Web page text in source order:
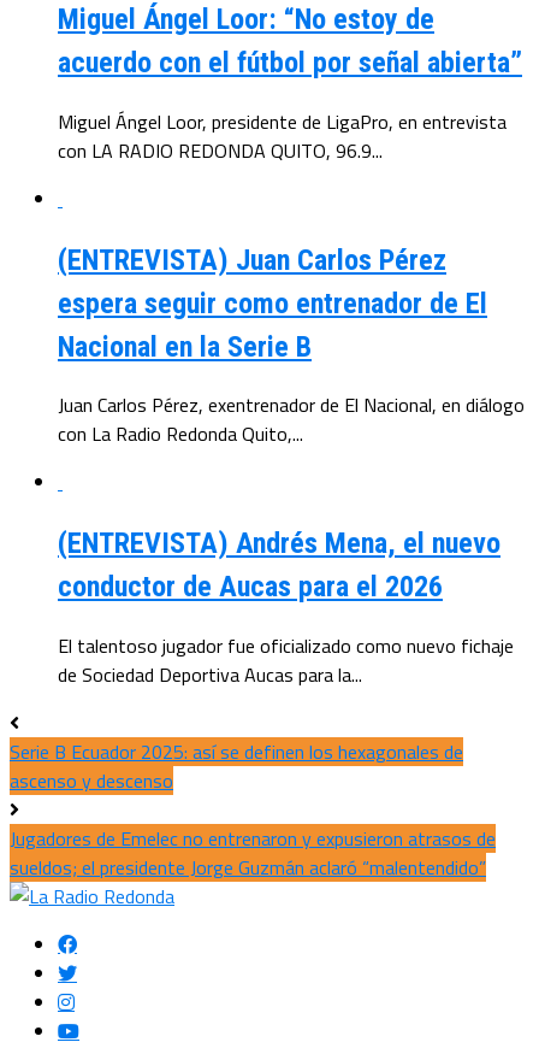
Miguel Ángel Loor: “No estoy de
acuerdo con el fútbol por señal abierta”
Miguel Ángel Loor, presidente de LigaPro, en entrevista
con LA RADIO REDONDA QUITO, 96.9...
(ENTREVISTA) Juan Carlos Pérez
espera seguir como entrenador de El
Nacional en la Serie B
Juan Carlos Pérez, exentrenador de El Nacional, en diálogo
con La Radio Redonda Quito,...
(ENTREVISTA) Andrés Mena, el nuevo
conductor de Aucas para el 2026
El talentoso jugador fue oficializado como nuevo fichaje
de Sociedad Deportiva Aucas para la...
Serie B Ecuador 2025: así se definen los hexagonales de
ascenso y descenso
Jugadores de Emelec no entrenaron y expusieron atrasos de
sueldos; el presidente Jorge Guzmán aclaró “malentendido”